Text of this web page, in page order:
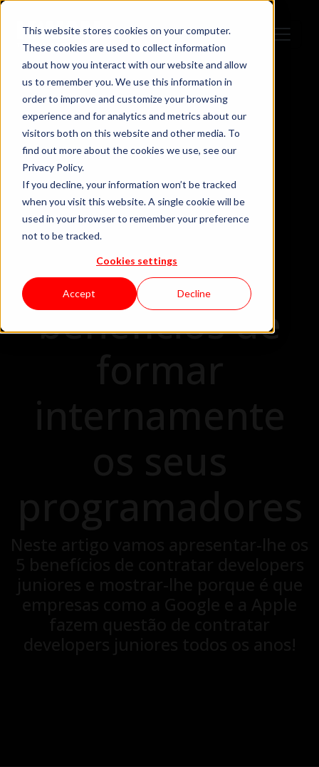
This website stores cookies on your computer.
These cookies are used to collect information
about how you interact with our website and allow
us to remember you. We use this information in
order to improve and customize your browsing
experience and for analytics and metrics about our
visitors both on this website and other media. To
find out more about the cookies we use, see our
Privacy Policy.
If you decline, your information won’t be tracked
when you visit this website. A single cookie will be
used in your browser to remember your preference
not to be tracked.
Cookies settings
Accept Decline
Porquê
contratar
developers
juniores: 5
benefícios de